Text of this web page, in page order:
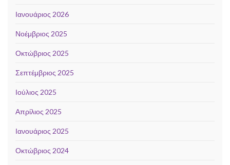
Ιανουάριος 2026
Νοέμβριος 2025
Οκτώβριος 2025
Σεπτέμβριος 2025
Ιούλιος 2025
Απρίλιος 2025
Ιανουάριος 2025
Οκτώβριος 2024